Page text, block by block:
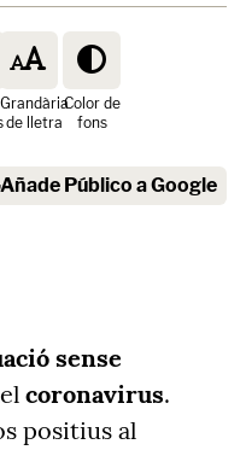
Grandària
de lletra
Color de
fons
Añade Público a Google
sense
coronavirus.
positius al